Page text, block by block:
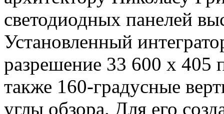
светодиодных панелей
Установленный
разрешение 33 600 х 405
также 160-градусные
углы обзора. Для его